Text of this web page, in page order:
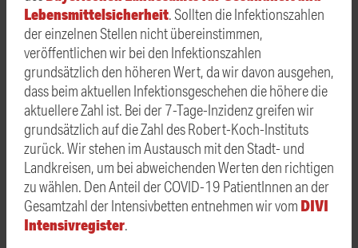
Lebensmittelsicherheit. Sollten die Infektionszahlen
der einzelnen Stellen nicht übereinstimmen,
veröffentlichen wir bei den Infektionszahlen
grundsätzlich den höheren Wert, da wir davon ausgehen,
dass beim aktuellen Infektionsgeschehen die höhere die
aktuellere Zahl ist. Bei der 7-Tage-Inzidenz greifen wir
grundsätzlich auf die Zahl des Robert-Koch-Instituts
zurück. Wir stehen im Austausch mit den Stadt- und
Landkreisen, um bei abweichenden Werten den richtigen
zu wählen. DenAnteil der COVID-19 PatientInnen an der
Gesamtzahl der Intensivbetten entnehmen wir vom DIVI
Intensivregister.